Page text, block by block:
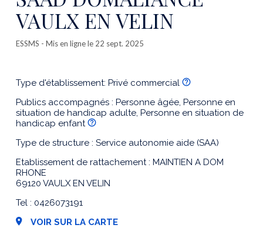
VAULX EN VELIN
ESSMS - Mis en ligne le 22 sept. 2025
Type d'établissement: Privé commercial
Publics accompagnés : Personne âgée, Personne en
situation de handicap adulte, Personne en situation de
handicap enfant
Type de structure : Service autonomie aide (SAA)
Etablissement de rattachement : MAINTIEN A DOM
RHONE
69120 VAULX EN VELIN
Tel : 0426073191
VOIR SUR LA CARTE